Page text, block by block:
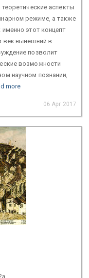
аспекты
режиме, а также
этот концепт
век нынешний в
позволит
возможности
научном познании,
more
06 Apr 2017